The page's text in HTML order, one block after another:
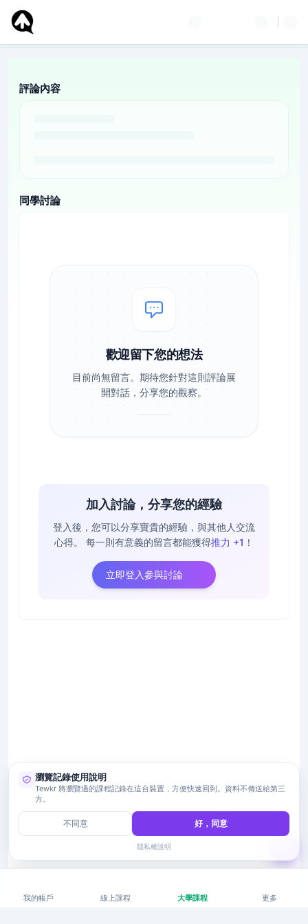
評論內容
同學討論
歡迎留下您的想法
目前尚無留言。期待您針對這則評論展
開對話，分享您的觀察。
加入討論，分享您的經驗
登入後，您可以分享寶貴的經驗，與其他人交流
心得。
每一則有意義的留言都能獲得推力 +1 ！
立即登入參與討論
我的帳戶 線上課程 大學課程 更多
瀏覽記錄使用說明
Tewkr 將瀏覽過的課程記錄在這台裝置，方便快速回到。資料不傳送給第三
方。
不同意 好，同意
隱私權說明